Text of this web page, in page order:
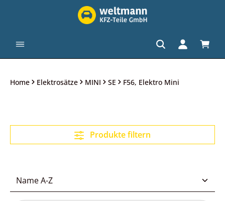
Home Elektrosätze MINI SE F56, Elektro Mini
Produkte filtern